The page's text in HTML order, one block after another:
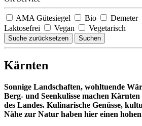
AMA Gütesiegel Bio Demeter
Laktosefrei
Vegan Vegetarisch
Suche zurücksetzen Suchen
Kärnten
Sonnige Landschaften, wohltuende
Berg- und Seenkulisse machen Kärnten
des Landes. Kulinarische Genüsse,
Nähe zur Natur haben hier einen